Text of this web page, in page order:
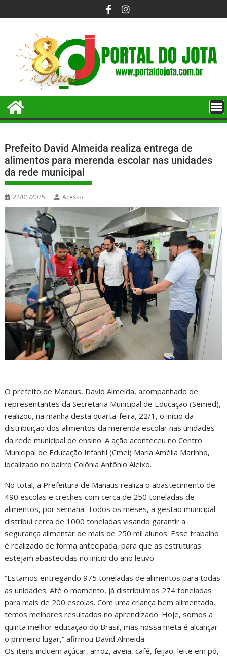
Prefeito David Almeida realiza entrega de
alimentos para merenda escolar nas unidades
da rede municipal
22/01/2025 Acesso
O prefeito de Manaus, David Almeida, acompanhado de
representantes da Secretaria Municipal de Educação (Semed),
realizou, na manhã desta quarta-feira, 22/1, o início da
distribuição dos alimentos da merenda escolar nas unidades
da rede municipal de ensino. A ação aconteceu no Centro
Municipal de Educação Infantil (Cmei) Maria Amélia Marinho,
localizado no bairro Colônia Antônio Aleixo.
No total, a Prefeitura de Manaus realiza o abastecimento de
490 escolas e creches com cerca de 250 toneladas de
alimentos, por semana. Todos os meses, a gestão municipal
distribui cerca de 1000 toneladas visando garantir a
segurança alimentar de mais de 250 mil alunos. Esse trabalho
é realizado de forma antecipada, para que as estruturas
estejam abastecidas no início do ano letivo.
“Estamos entregando 975 toneladas de alimentos para todas
as unidades. Até o momento, já distribuímos 274 toneladas
para mais de 200 escolas. Com uma criança bem alimentada,
temos melhores resultados no aprendizado. Hoje, somos a
quinta melhor educação do Brasil, mas nossa meta é alcançar
o primeiro lugar,” afirmou David Almeida.
Os itens incluem açúcar, arroz, aveia, café, feijão, leite em pó,